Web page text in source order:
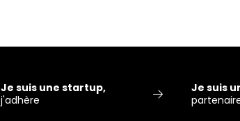
Je suis une startup,
j'adhère
Je suis